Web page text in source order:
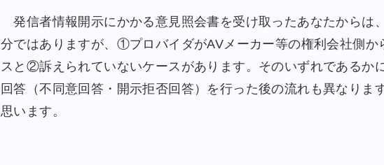
発信者情報開示にかかる意見照会書を受け取ったあなたからは
分ではありますが、①プロバイダがAVメーカー等の権利会社側か
スと②訴えられていないケースがあります。そのいずれであるか
回答（不同意回答・開示拒否回答）を行った後の流れも異なりま
思います。